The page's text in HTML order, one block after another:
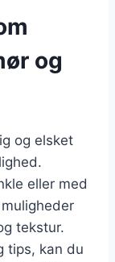
og
og elsket
eller med
tekstur.
tips, kan du